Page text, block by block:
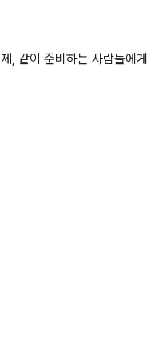
, 같이 준비하는 사람들에게